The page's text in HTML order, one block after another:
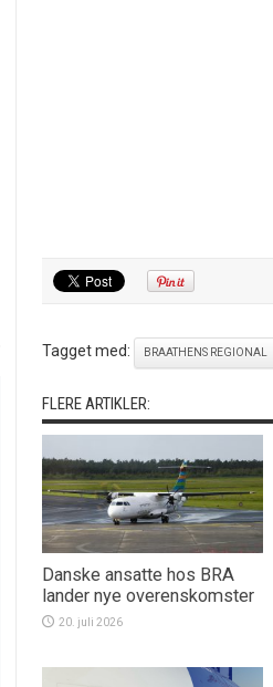
Tagget med: BRAATHENS REGIONAL
FLERE ARTIKLER:
Danske ansatte hos BRA
lander nye overenskomster
20. juli 2026